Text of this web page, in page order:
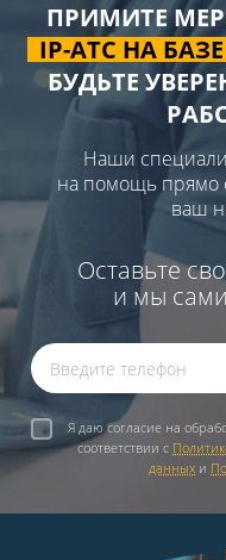
ПРИМИТЕ
IP-АТС НА БАЗЕ
БУДЬТЕ
Наши
на помощь прямо
ваш
Оставьте
и мы
Я даю согласие на
соответствии с
данных и